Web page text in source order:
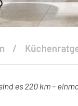
es 220 km –